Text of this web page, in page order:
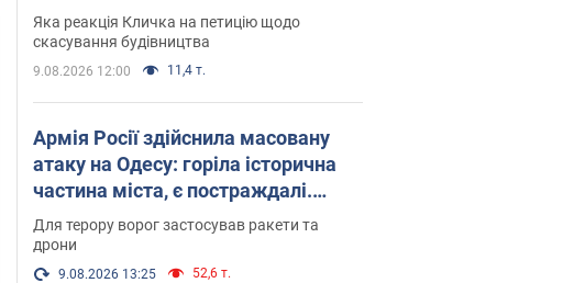
будівництво хмарочоса
"московського вірянина"
Яка реакція Кличка на петицію щодо
скасування будівництва
9.08.2026 12:00 11,4 т.
Армія Росії здійснила масовану
атаку на Одесу: горіла історична
частина міста, є постраждалі.
Фото та відео
Для терору ворог застосував ракети та
дрони
9.08.2026 13:25 52,6 т.